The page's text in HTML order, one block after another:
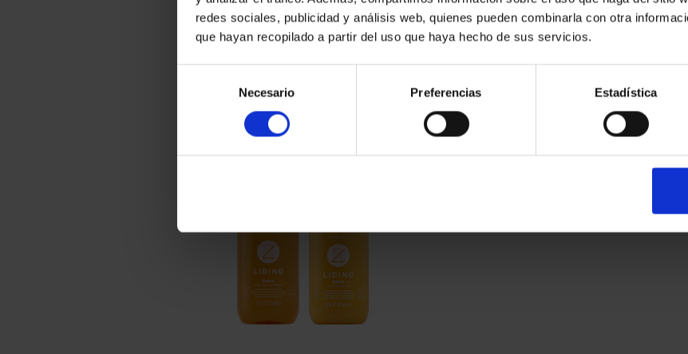
redes sociales, publicidad y análisis web, quienes pueden combinarla con otra
que hayan recopilado a partir del uso que haya hecho de sus servicios.
consentimiento
Necesario Preferencias Estadística
Liding